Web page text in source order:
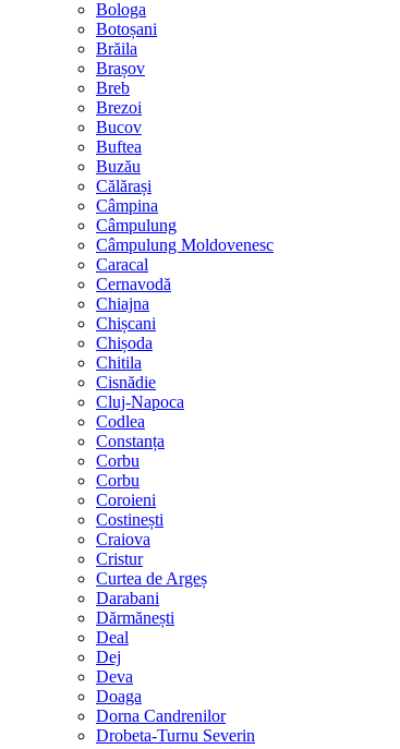
Bologa
Botoșani
Brăila
Brașov
Breb
Brezoi
Bucov
Buftea
Buzău
Călărași
Câmpina
Câmpulung
Câmpulung Moldovenesc
Caracal
Cernavodă
Chiajna
Chișcani
Chișoda
Chitila
Cisnădie
Cluj-Napoca
Codlea
Constanța
Corbu
Corbu
Coroieni
Costinești
Craiova
Cristur
Curtea de Argeș
Darabani
Dărmănești
Deal
Dej
Deva
Doaga
Dorna Candrenilor
Drobeta-Turnu Severin